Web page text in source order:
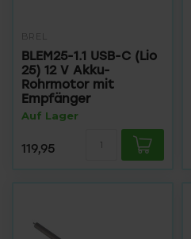
BREL
BLEM25-1.1 USB-C (Lio
25) 12 V Akku-
Rohrmotor mit
Empfänger
Auf Lager
119,95